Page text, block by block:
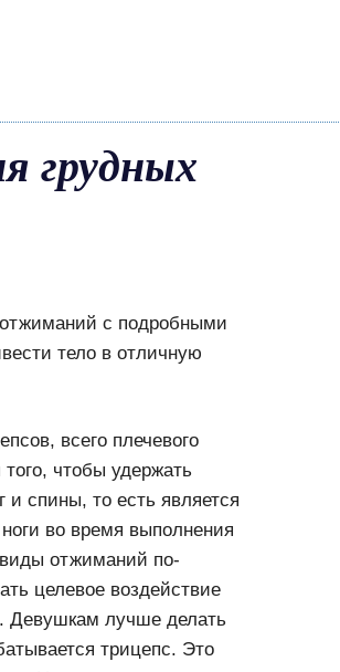
грудных
с подробными
тело в отличную
всего плечевого
чтобы удержать
спины, то есть является
во время выполнения
отжиманий по-
целевое воздействие
Девушкам лучше делать
трицепс. Это